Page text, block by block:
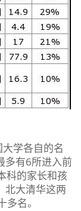
学各自的名
多有6所进入前
科的家长和孩
北大清华这两
名。